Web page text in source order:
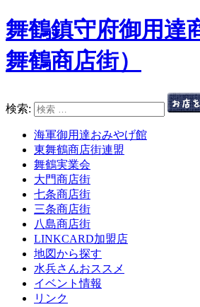
舞鶴鎮守府御用達
舞鶴商店街）
検索:
海軍御用達おみやげ館
東舞鶴商店街連盟
舞鶴実業会
大門商店街
七条商店街
三条商店街
八島商店街
LINKCARD加盟店
地図から探す
水兵さんおススメ
イベント情報
リンク